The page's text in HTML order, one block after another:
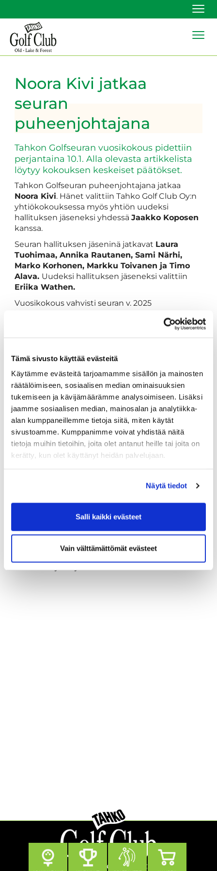
Tämä sivusto käyttää evästeitä
Käytämme evästeitä tarjoamamme sisällön ja mainosten
räätälöimiseen, sosiaalisen median ominaisuuksien
tukemiseen ja kävijämäärämme analysoimiseen. Lisäksi
jaamme sosiaalisen median, mainosalan ja analytiikka-
alan kumppaneillemme tietoja siitä, miten käytät
sivustoamme. Kumppanimme voivat yhdistää näitä
tietoja muihin tietoihin, joita olet antanut heille tai joita on
kerätty, kun olet käyttänyt heidän palvelujaan.
Näytä tiedot
Salli kaikki evästeet
Vain välttämättömät evästeet
Noora Kivi jatkaa
seuran
puheenjohtajana
Tahkon Golfseuran vuosikokous pidettiin
perjantaina 10.1. Alla olevasta artikkelista
löytyy kokouksen keskeiset päätökset.
Tahkon Golfseuran puheenjohtajana jatkaa
Noora Kivi. Hänet valittiin Tahko Golf Club Oy:n
yhtiökokouksessa myös yhtiön uudeksi
hallituksen jäseneksi yhdessä Jaakko Koposen
kanssa.
Seuran hallituksen jäseninä jatkavat Laura
Tuohimaa, Annika Rautanen, Sami Närhi,
Marko Korhonen, Markku Toivanen ja Timo
Alava. Uudeksi hallituksen jäseneksi valittiin
Eriika Wathen.
Vuosikokous vahvisti seuran v. 2025
toiminnanjohtajan tehtävästä eläkkeelle
jääneenJukka Ilvan. Seuran
toiminnanjohtajana aloitti 1.1.2025Juuso
Kutvonen.